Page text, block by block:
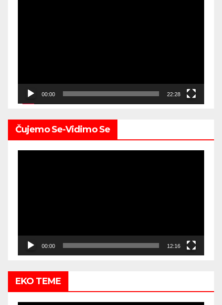
00:00 22:28
Čujemo Se-Vidimo Se
00:00 12:16
EKO TEME